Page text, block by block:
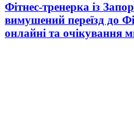
Фітнес-тренерка із
вимушений переїзд до
онлайні та очікування